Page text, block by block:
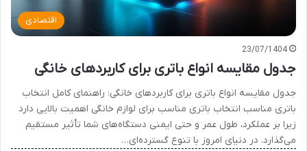
اقتصادی
23/07/1404
جدول مقایسه انواع باتری برای کاربردهای خانگی
جدول مقایسه انواع باتری برای کاربردهای خانگی: راهنمای کامل انتخاب
باتری مناسب انتخاب باتری مناسب برای لوازم خانگی اهمیت بالایی دارد
زیرا بر عملکرد، طول عمر و حتی ایمنی دستگاه‌های شما تأثیر مستقیم
می‌گذارد. در دنیای امروز با تنوع گسترده‌ای…